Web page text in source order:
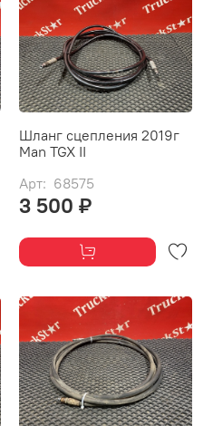
Шланг сцепления 2019г
Man TGX II
Арт: 68575
3 500 ₽